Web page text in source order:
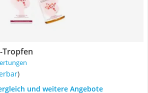
Tropfen
)
und weitere Angebote